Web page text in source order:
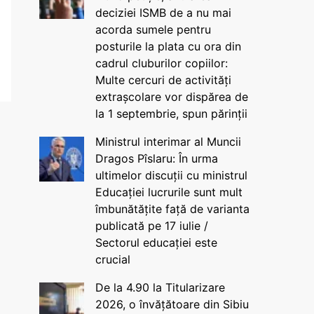
deciziei ISMB de a nu mai
acorda sumele pentru
posturile la plata cu ora din
cadrul cluburilor copiilor:
Multe cercuri de activități
extrașcolare vor dispărea de
la 1 septembrie, spun părinții
Ministrul interimar al Muncii
Dragos Pîslaru: În urma
ultimelor discuții cu ministrul
Educației lucrurile sunt mult
îmbunătățite față de varianta
publicată pe 17 iulie /
Sectorul educației este
crucial
De la 4.90 la Titularizare
2026, o învățătoare din Sibiu